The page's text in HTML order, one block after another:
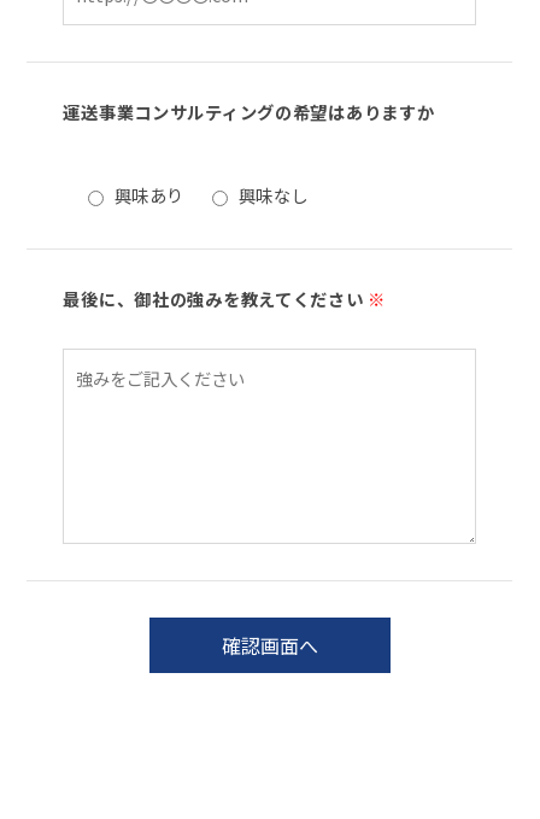
運送事業コンサルティングの希望はありますか
興味あり 興味なし
最後に、御社の強みを教えてください ※